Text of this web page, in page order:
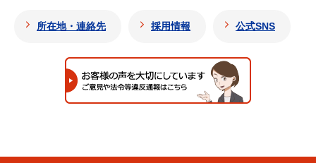
所在地・連絡先 採用情報 公式SNS